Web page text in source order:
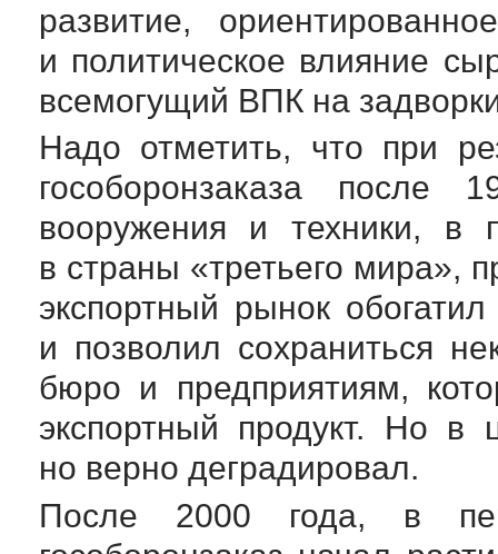
развитие,
и политическое влияние
всемогущий ВПК на
Надо отметить, что при
гособоронзаказа после
вооружения и техники, в
в страны «третьего мира»,
экспортный рынок
и позволил сохраниться
бюро и предприятиям,
экспортный продукт. Но в
но верно деградировал.
После 2000 года, в